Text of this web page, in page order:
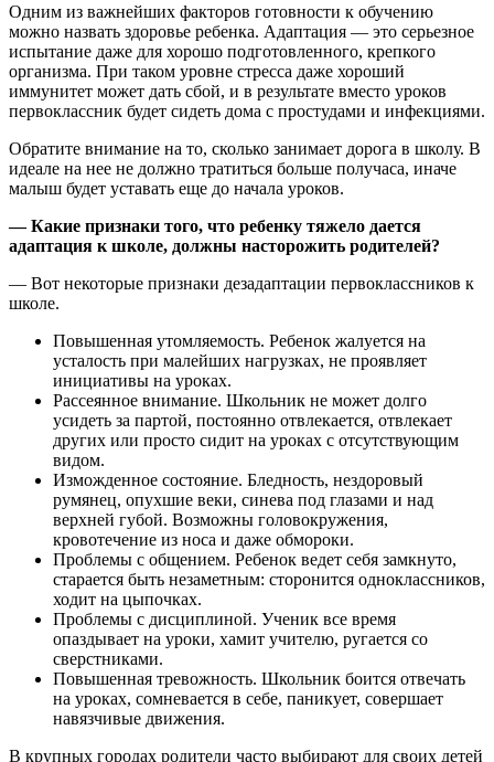
Одним из важнейших факторов готовности к обучению
можно назвать здоровье ребенка. Адаптация — это серьезное
испытание даже для хорошо подготовленного, крепкого
организма. При таком уровне стресса даже хороший
иммунитет может дать сбой, и в результате вместо уроков
первоклассник будет сидеть дома с простудами и инфекциями.
Обратите внимание на то, сколько занимает дорога в школу. В
идеале на нее не должно тратиться больше получаса, иначе
малыш будет уставать еще до начала уроков.
— Какие признаки того, что ребенку тяжело дается
адаптация к школе, должны насторожить родителей?
— Вот некоторые признаки дезадаптации первоклассников к
школе.
Повышенная утомляемость. Ребенок жалуется на
усталость при малейших нагрузках, не проявляет
инициативы на уроках.
Рассеянное внимание. Школьник не может долго
усидеть за партой, постоянно отвлекается, отвлекает
других или просто сидит на уроках с отсутствующим
видом.
Изможденное состояние. Бледность, нездоровый
румянец, опухшие веки, синева под глазами и над
верхней губой. Возможны головокружения,
кровотечение из носа и даже обмороки.
Проблемы с общением. Ребенок ведет себя замкнуто,
старается быть незаметным: сторонится одноклассников,
ходит на цыпочках.
Проблемы с дисциплиной. Ученик все время
опаздывает на уроки, хамит учителю, ругается со
сверстниками.
Повышенная тревожность. Школьник боится отвечать
на уроках, сомневается в себе, паникует, совершает
навязчивые движения.
В крупных городах родители часто выбирают для своих детей